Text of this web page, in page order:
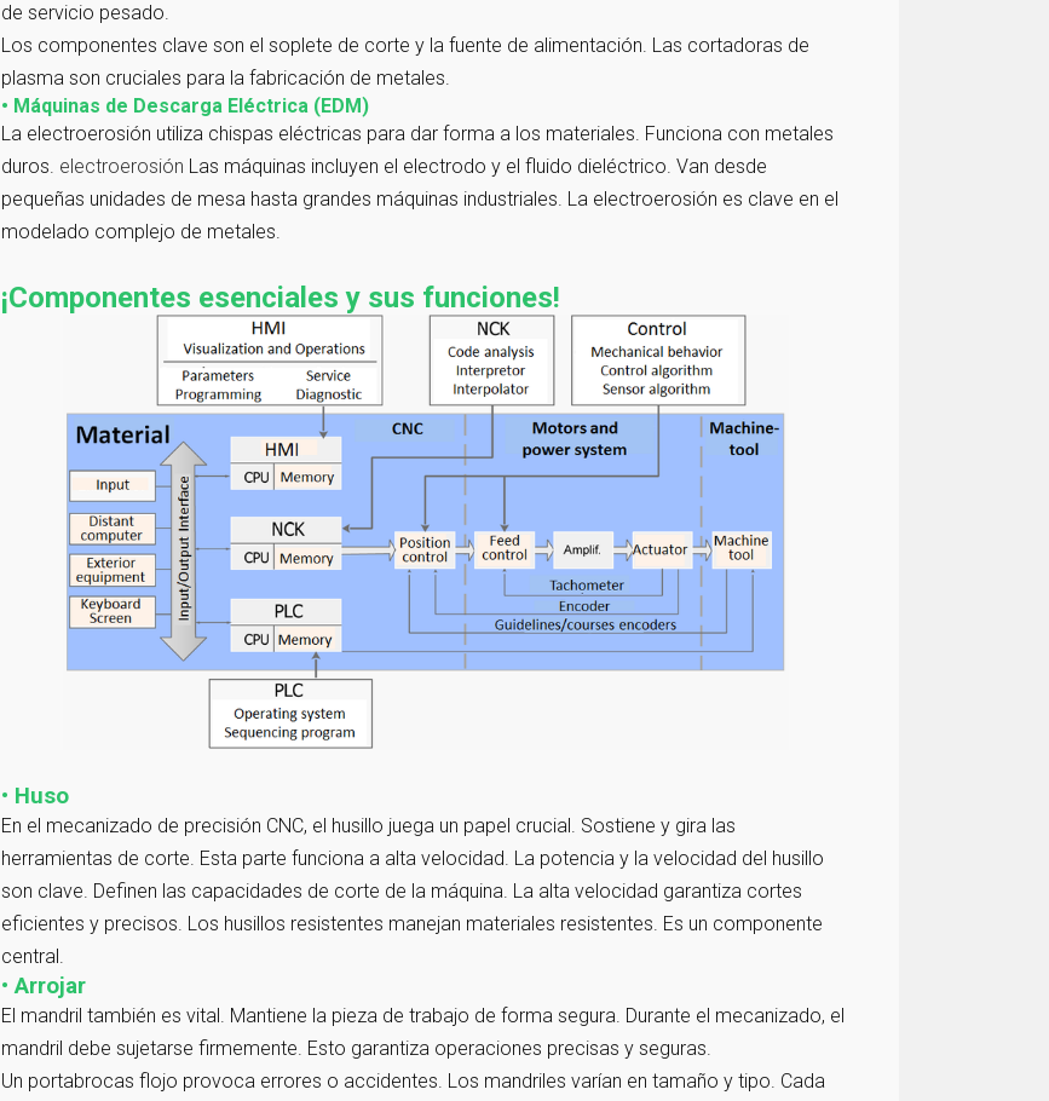
de servicio pesado.
Los componentes clave son el soplete de corte y la fuente de alimentación. Las cortadoras de
plasma son cruciales para la fabricación de metales.
• Máquinas de Descarga Eléctrica (EDM)
La electroerosión utiliza chispas eléctricas para dar forma a los materiales. Funciona con metales
duros. electroerosión Las máquinas incluyen el electrodo y el fluido dieléctrico. Van desde
pequeñas unidades de mesa hasta grandes máquinas industriales. La electroerosión es clave en el
modelado complejo de metales.
¡Componentes esenciales y sus funciones!
• Huso
En el mecanizado de precisión CNC, el husillo juega un papel crucial. Sostiene y gira las
herramientas de corte. Esta parte funciona a alta velocidad. La potencia y la velocidad del husillo
son clave. Definen las capacidades de corte de la máquina. La alta velocidad garantiza cortes
eficientes y precisos. Los husillos resistentes manejan materiales resistentes. Es un componente
central.
• Arrojar
El mandril también es vital. Mantiene la pieza de trabajo de forma segura. Durante el mecanizado, el
mandril debe sujetarse firmemente. Esto garantiza operaciones precisas y seguras.
Un portabrocas flojo provoca errores o accidentes. Los mandriles varían en tamaño y tipo. Cada